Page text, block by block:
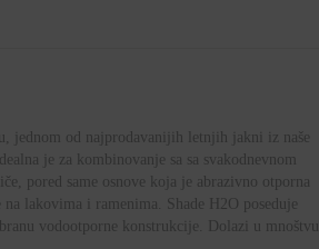
jednom od najprodavanijih letnjih jakni iz naše
je za kombinovanje sa sa svakodnevnom
pored same osnove koja je abrazivno otporna
lakovima i ramenima. Shade H2O poseduje
vodootporne konstrukcije. Dolazi u mnoštvu